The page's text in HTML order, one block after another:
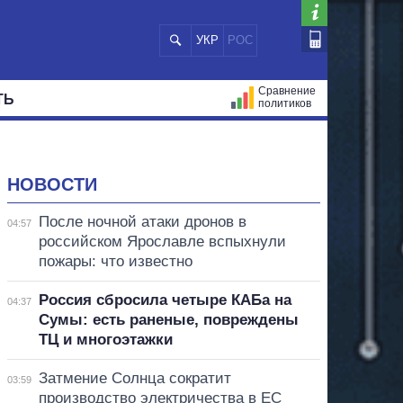
УКР РОС
Сравнение
политиков
НОВОСТИ
04:57
После ночной атаки дронов в
российском Ярославле вспыхнули
пожары: что известно
04:37
Россия сбросила четыре КАБа на
Сумы: есть раненые, повреждены
ТЦ и многоэтажки
03:59
Затмение Солнца сократит
производство электричества в ЕС